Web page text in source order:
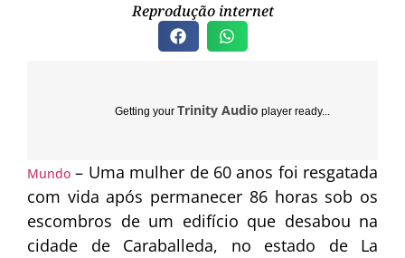
Reprodução internet
Getting your Trinity Audio player ready...
Mundo – Uma mulher de 60 anos foi resgatada
com vida após permanecer 86 horas sob os
escombros de um edifício que desabou na
cidade de Caraballeda, no estado de La